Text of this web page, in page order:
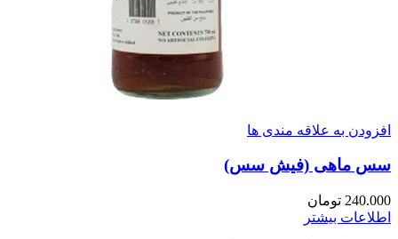
افزودن به علاقه مندی ها
سس ماهی (فیش سس)
240.000 تومان
اطلاعات بیشتر